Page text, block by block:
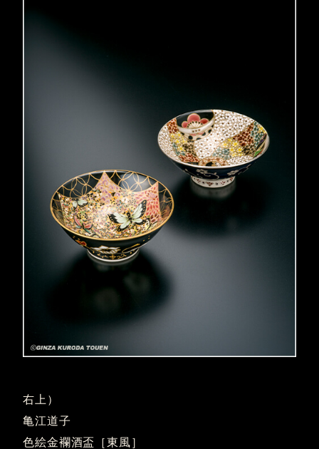
右上）
亀江道子
色絵金襴酒盃［東風］